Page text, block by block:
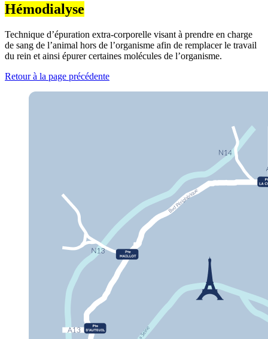
Hémodialyse
Technique d’épuration extra-corporelle visant à prendre en charge
de sang de l’animal hors de l’organisme afin de remplacer le travail
du rein et ainsi épurer certaines molécules de l’organisme.
Retour à la page précédente